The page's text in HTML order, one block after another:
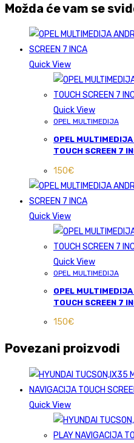
Možda će vam se
Quick View
Quick View
OPEL MULTIMEDIJA
OPEL
TOUCH SCREEN 7
150€
Quick View
Quick View
OPEL MULTIMEDIJA
OPEL
TOUCH SCREEN 7
150€
Povezani proizvodi
Quick View